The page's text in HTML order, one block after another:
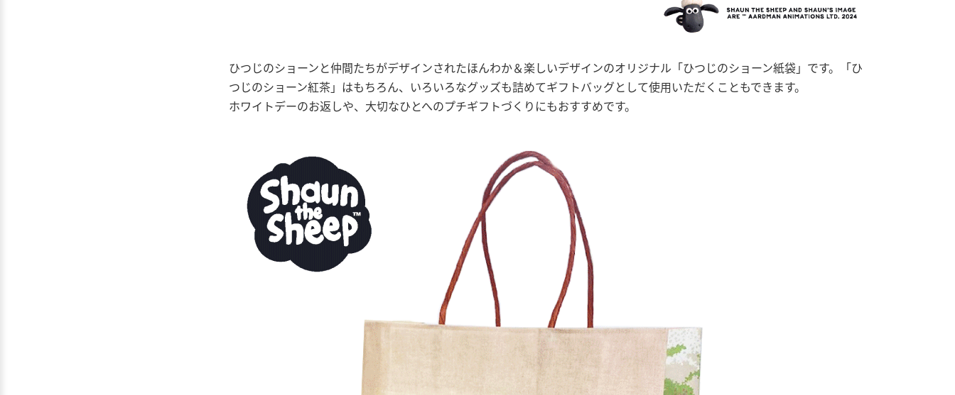
ひつじのショーンと仲間たちがデザインされたほんわか＆楽しいデザインのオリジナル「ひつじのショーン紙袋」です。「ひ
つじのショーン紅茶」はもちろん、いろいろなグッズも詰めてギフトバッグとして使用いただくこともできます。
ホワイトデーのお返しや、大切なひとへのプチギフトづくりにもおすすめです。